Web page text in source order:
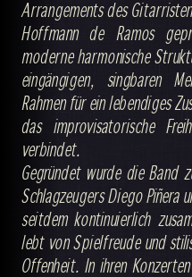
Arrangements des
Hoffmann de Ramos
moderne harmonische
eingängigen, singbaren
Rahmen für ein lebendiges
das improvisatorische
verbindet.
Gegründet wurde die Band
Schlagzeugers Diego Piñera
seitdem kontinuierlich
lebt von Spielfreude und
Offenheit. In ihren